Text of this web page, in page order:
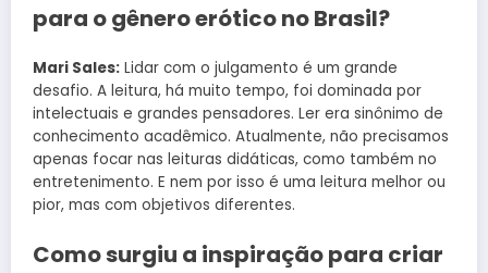
para o gênero erótico no Brasil?
Mari Sales: Lidar com o julgamento é um grande
desafio. A leitura, há muito tempo, foi dominada por
intelectuais e grandes pensadores. Ler era sinônimo de
conhecimento acadêmico. Atualmente, não precisamos
apenas focar nas leituras didáticas, como também no
entretenimento. E nem por isso é uma leitura melhor ou
pior, mas com objetivos diferentes.
Como surgiu a inspiração para criar